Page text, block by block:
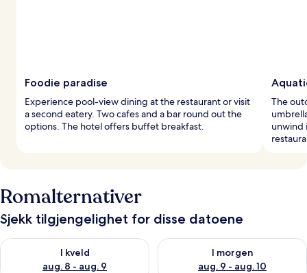
Foodie paradise
Experience pool-view dining at the restaurant or visit
a second eatery. Two cafes and a bar round out the
options. The hotel offers buffet breakfast.
The
unwind
Romalternativer
Sjekk tilgjengelighet for disse datoene
I kveld
aug. 8 - aug. 9
Sjekk tilgjengelighet for i kveld, aug. 8 - aug. 9
I morgen
aug. 9 - aug. 10
Sjekk tilgjengelighet for i